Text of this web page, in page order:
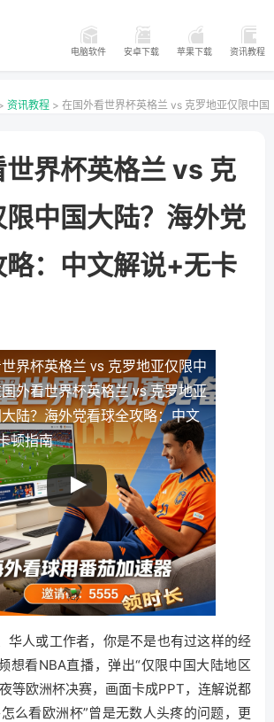
电脑软件 安卓下载 苹果下载 资讯教程
资讯教程 > 在国外看世界杯英格兰 vs 克罗地亚仅限中国
世界杯英格兰 vs 克
限中国大陆？海外党
：中文解说+无卡
界杯英格兰 vs 克罗地亚仅限中
外看世界杯英格兰 vs 克罗地亚
陆？海外党看球全攻略：中文
顿指南
华人或工作者，你是不是也有过这样的经
想看NBA直播，弹出“仅限中国大陆地区
等欧洲杯决赛，画面卡成PPT，连解说都
么看欧洲杯”曾是无数人头疼的问题，更